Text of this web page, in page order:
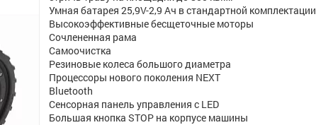
Умная батарея 25,9V-2,9 Ач в стандартной комплектации
Высокоэффективные бесщеточные моторы
Сочлененная рама
Самоочистка
Резиновые колеса большого диаметра
Процессоры нового поколения NEXT
Bluetooth
Сенсорная панель управления c LED
Большая кнопка STOP на корпусе машины